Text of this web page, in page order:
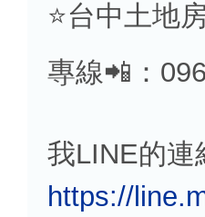
⭐️台中土地
專線📲：
我LINE的連
https://